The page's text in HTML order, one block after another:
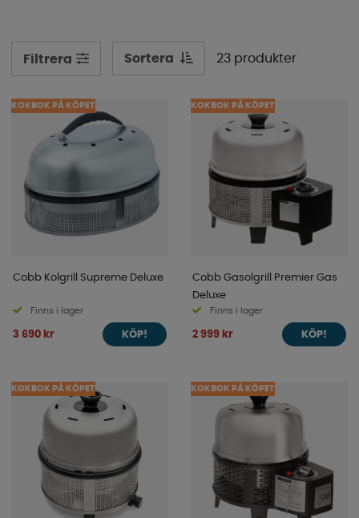
Filtrera Sortera 23 produkter
KOKBOK PÅ KÖPET
Cobb Kolgrill Supreme Deluxe
Finns i lager
3 690 kr KÖP!
KOKBOK PÅ KÖPET
Cobb Gasolgrill Premier Gas
Deluxe
Finns i lager
2 999 kr KÖP!
KOKBOK PÅ KÖPET KOKBOK PÅ KÖPET